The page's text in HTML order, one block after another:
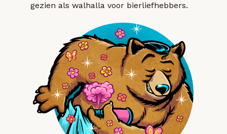
gezien als walhalla voor bierliefhebbers.